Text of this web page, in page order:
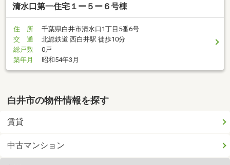
清水口第一住宅１ー５ー６号棟
住 所
千葉県白井市清水口1丁目5番6号
交 通
北総鉄道 西白井駅 徒歩10分
総戸数
0戸
築年月
昭和54年3月
白井市の物件情報を探す
賃貸
中古マンション